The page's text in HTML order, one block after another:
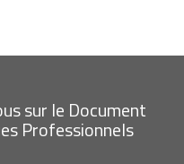
sur le Document
Professionnels